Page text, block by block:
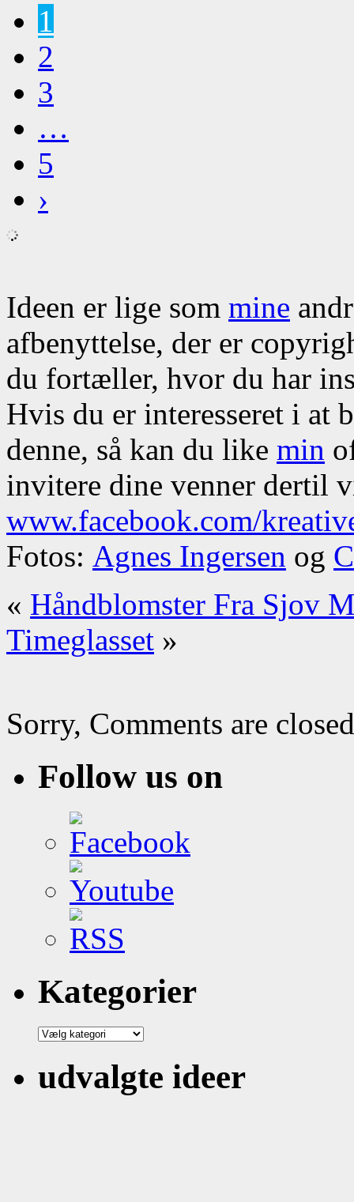
1
2
3
…
5
›
Ideen er lige som mine
afbenyttelse, der er
du fortæller, hvor du har
Hvis du er interesseret i at
denne, så kan du like min
invitere dine venner dertil
www.facebook.com/
Fotos: Agnes Ingersen og
« Håndblomster Fra Sjov
Timeglasset »
Sorry, Comments are
Follow us on
Kategorier
Kategorier
udvalgte ideer